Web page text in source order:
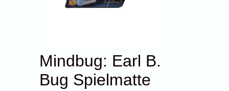
Mindbug: Earl B.
Bug Spielmatte